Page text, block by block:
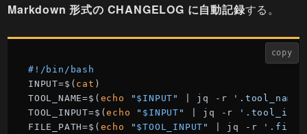
Markdown 形式の CHANGELOG に自動記録する。
copy
#!/bin/bash
INPUT=$( cat )
TOOL_NAME=$( echo " $INPUT " | jq -r
'.tool_name
TOOL_INPUT=$(echo " $INPUT " | jq -r
FILE_PATH=$( echo " $TOOL_INPUT " | jq -r